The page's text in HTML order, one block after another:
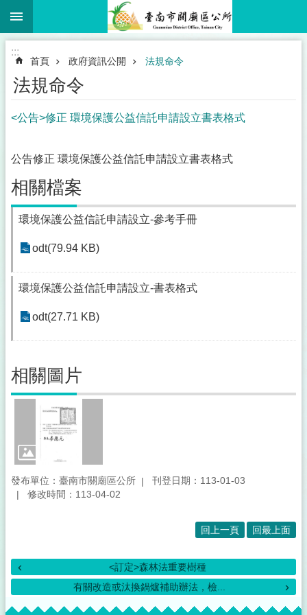
跳到主要內容區塊
:::
首頁 政府資訊公開 法規命令
法規命令
<公告>修正 環境保護公益信託申請設立書表格式
公告修正 環境保護公益信託申請設立書表格式
相關檔案
環境保護公益信託申請設立-參考手冊
odt(79.94 KB)
環境保護公益信託申請設立-書表格式
odt(27.71 KB)
相關圖片
發布單位：臺南市關廟區公所
刊登日期：113-01-03
修改時間：113-04-02
回上一頁 回最上面
<訂定>森林法重要樹種
有關改造或汰換鍋爐補助辦法，檢...
:::